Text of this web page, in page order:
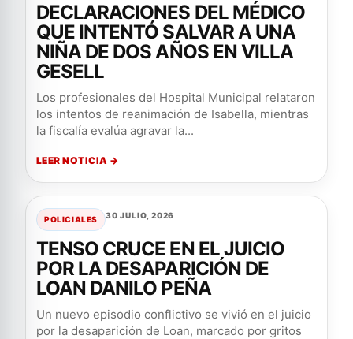
DECLARACIONES DEL MÉDICO
QUE INTENTÓ SALVAR A UNA
NIÑA DE DOS AÑOS EN VILLA
GESELL
Los profesionales del Hospital Municipal relataron
los intentos de reanimación de Isabella, mientras
la fiscalía evalúa agravar la...
LEER NOTICIA →
POLICIALES 30 JULIO, 2026
TENSO CRUCE EN EL JUICIO
POR LA DESAPARICIÓN DE
LOAN DANILO PEÑA
Un nuevo episodio conflictivo se vivió en el juicio
por la desaparición de Loan, marcado por gritos